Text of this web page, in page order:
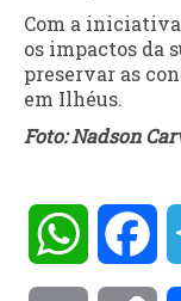
Com a
os impactos da
preservar as
em Ilhéus.
Foto: Nadson